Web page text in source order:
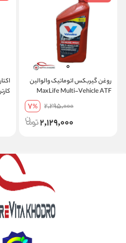
روغن گیربکس اتوماتیک والوالین
MaxLife Multi-Vehicle ATF
فول سنتتیک حجم 946 میلی‌لیتر |
ساخت آمریکا+ ارسال رایگان 5 عدد 2,295,000
7%
2,129,000